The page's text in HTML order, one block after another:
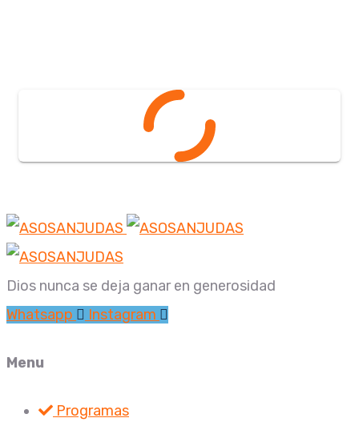
Dios nunca se deja ganar en generosidad
Whatsapp
Instagram
Menu
Programas